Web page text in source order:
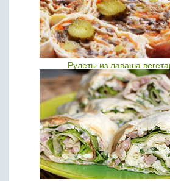
Рулеты из лаваша